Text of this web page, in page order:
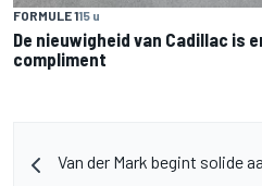
FORMULE 115 u
De nieuwigheid van Cadillac is
compliment
Van der Mark begint solide